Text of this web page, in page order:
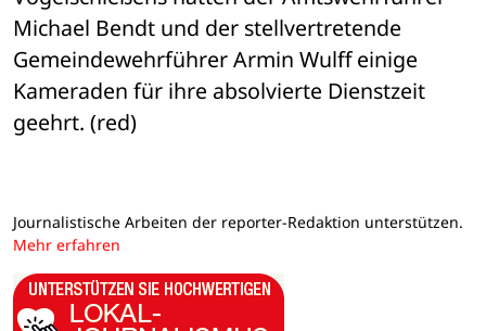
Michael Bendt und der stellvertretende
Gemeindewehrführer Armin Wulff einige
Kameraden für ihre absolvierte Dienstzeit
geehrt. (red)
Journalistische Arbeiten der reporter-Redaktion unterstützen.
Mehr erfahren